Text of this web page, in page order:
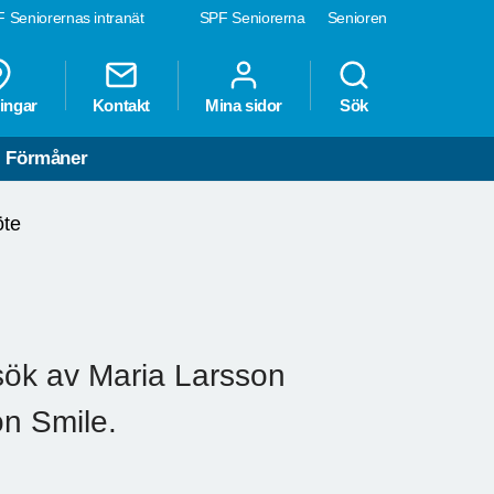
SPF Seniorerna Senioren
Seniorernas intranät
Kontakt Mina sidor Sök
Förmåner
av Maria Larsson
Smile.